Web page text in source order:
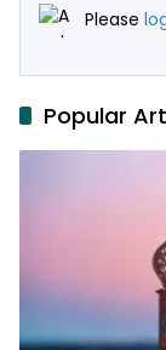
Please
Popular